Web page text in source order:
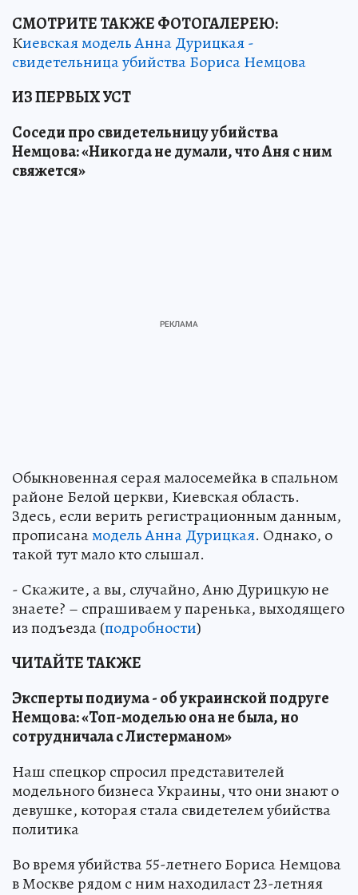
СМОТРИТЕ ТАКЖЕ ФОТОГАЛЕРЕЮ:
Киевская модель Анна Дурицкая -
свидетельница убийства Бориса Немцова
ИЗ ПЕРВЫХ УСТ
Соседи про свидетельницу убийства
Немцова: «Никогда не думали, что Аня с ним
свяжется»
Обыкновенная серая малосемейка в спальном
районе Белой церкви, Киевская область.
Здесь, если верить регистрационным данным,
прописанамодель Анна Дурицкая. Однако, о
такой тут мало кто слышал.
- Скажите, а вы, случайно, Аню Дурицкую не
знаете? – спрашиваем у паренька, выходящего
из подъезда (подробности)
ЧИТАЙТЕ ТАКЖЕ
Эксперты подиума - об украинской подруге
Немцова: «Топ-моделью она не была, но
сотрудничала с Листерманом»
Наш спецкор спросил представителей
модельного бизнеса Украины, что они знают о
девушке, которая стала свидетелем убийства
политика
Во время убийства 55-летнего Бориса Немцова
в Москве рядом с ним находиласт 23-летняя